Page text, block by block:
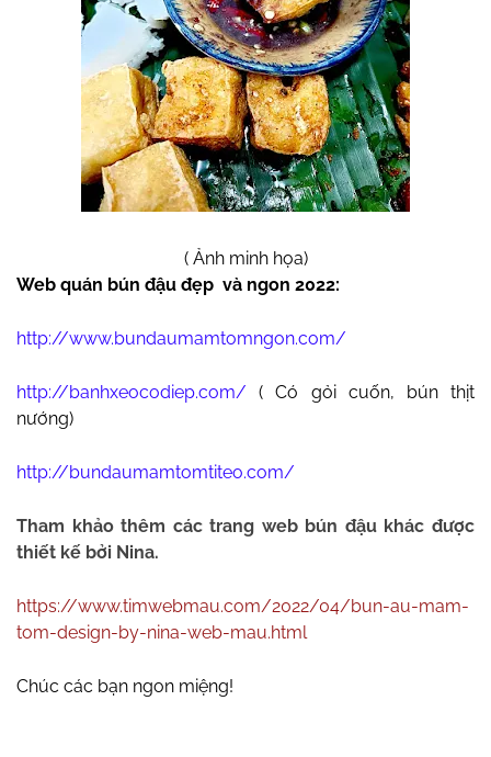
( Ảnh minh họa)
Web quán bún đậu đẹp và ngon 2022:
http://www.bundaumamtomngon.com/
http://banhxeocodiep.com/( Có gỏi cuốn, bún thịt
nướng)
http://bundaumamtomtiteo.com/
Tham khảo thêm các trang web bún đậu khác được
thiết kế bởi Nina.
https://www.timwebmau.com/2022/04/bun-au-mam-
tom-design-by-nina-web-mau.html
Chúc các bạn ngon miệng!